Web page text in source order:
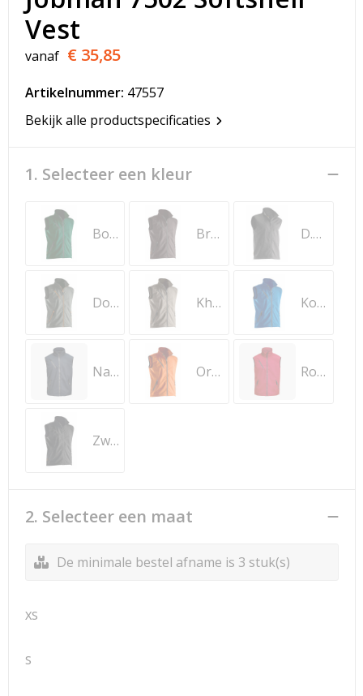
T-Shirts
Veiligheidsvesten en Veiligheidshesjes
Vesten
Werkkleding sets
Gehoorbescherming
Vest
vanaf € 35,85
Artikelnummer: 47557
Bekijk alle productspecificaties
1. Selecteer een kleur
Bosgroen Bruin D.grijs/D. grijs
Donkergrijs Khaki Kobalt
Navy Oranje Rood
Zwart
2. Selecteer een maat
De minimale bestel afname is 3 stuk(s)
XS
S